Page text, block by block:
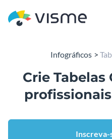
Infográficos
Crie
Inscreva-